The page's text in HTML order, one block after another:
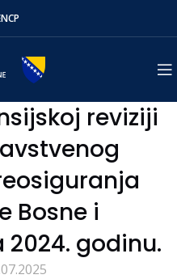
СР
reviziji
Bosne i
2024. godinu.